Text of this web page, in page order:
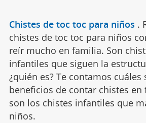
Chistes de toc toc para niños .
chistes de toc toc para niños
reír mucho en familia. Son
infantiles que siguen la
¿quién es? Te contamos cuáles
beneficios de contar chistes en
son los chistes infantiles que
niños.